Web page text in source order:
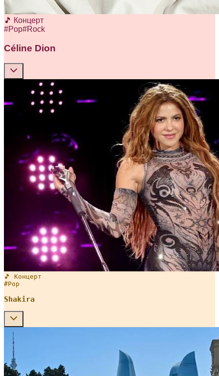
🎵 Концерт
#Pop#Rock
Céline Dion
🎵 Концерт
#Pop
Shakira